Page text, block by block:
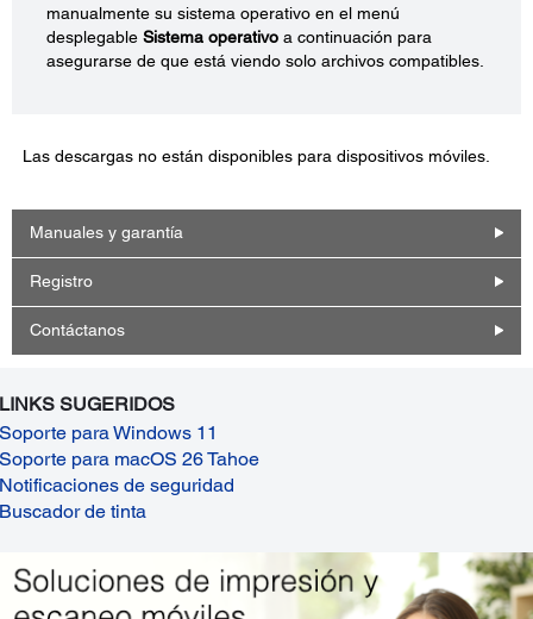
manualmente su sistema operativo en el menú
desplegable Sistema operativo a continuación para
asegurarse de que está viendo solo archivos compatibles.
Las descargas no están disponibles para dispositivos móviles.
Manuales y garantía
Registro
Contáctanos
LINKS SUGERIDOS
Soporte para Windows 11
Soporte para macOS 26 Tahoe
Notificaciones de seguridad
Buscador de tinta